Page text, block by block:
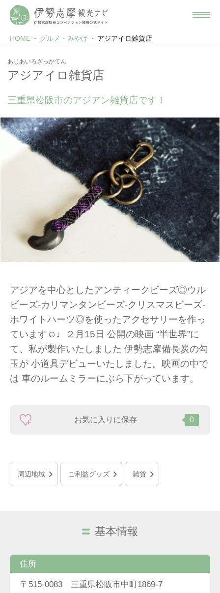
HOME グルメ・みやげ アジアイロ雑貨店
あじあいろざっかてん
アジアイロ雑貨店
三重県松阪市のアジアン雑貨店です！
アジアを中心としたアンティークビーズ◎ウル
ビーズ-カリマンタンビーズ-クリスマスビーズ-
ホワイトハーツ◎を使ったアクセサリーを作っ
ています☺︎♩２月15日 公開の映画 “半世界”に
て、私が製作いたしました 伊勢志摩備長炭の勾
玉が 小道具デビューいたしました。映画の中で
は 車のルームミラーにぶら下がっています。
お気に入りに保存 0
周辺地域 ご利益グッズ 雑貨
基本情報
住所
〒515-0083 三重県松阪市中町1869-7